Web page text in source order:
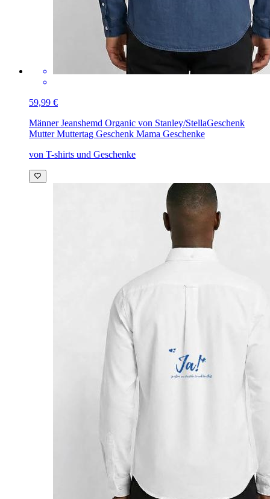
59,99 €
Männer Jeanshemd Organic von Stanley/StellaGeschenk
Mutter Muttertag Geschenk Mama Geschenke
von T-shirts und Geschenke